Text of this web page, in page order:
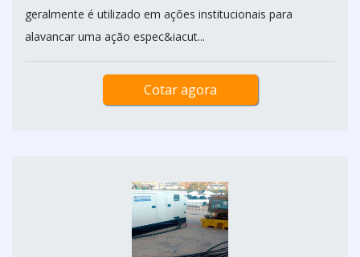
geralmente é utilizado em ações institucionais para
alavancar uma ação espec&iacut...
Cotar agora